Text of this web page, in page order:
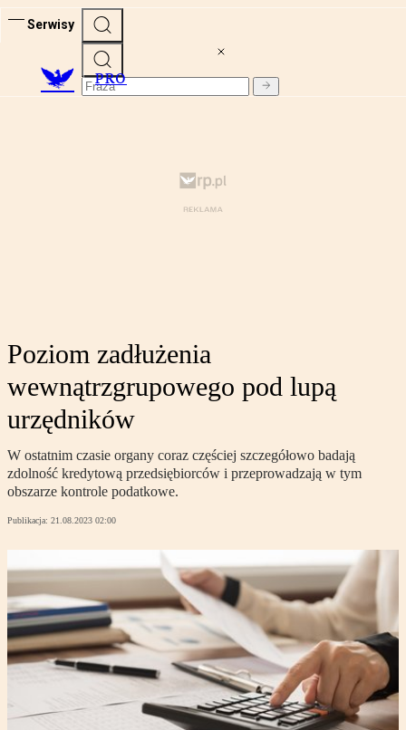
Serwisy
PRO
Poziom zadłużenia
wewnątrzgrupowego pod lupą
urzędników
W ostatnim czasie organy coraz częściej szczegółowo badają
zdolność kredytową przedsiębiorców i przeprowadzają w tym
obszarze kontrole podatkowe.
Publikacja: 21.08.2023 02:00